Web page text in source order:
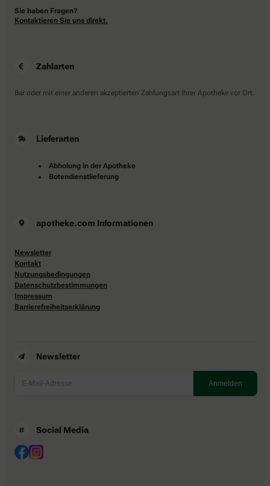
Sie haben Fragen?
Kontaktieren Sie uns direkt.
Zahlarten
Bar oder mit einer anderen akzeptierten Zahlungsart Ihrer Apotheke vor Ort.
Lieferarten
Abholung in der Apotheke
Botendienstlieferung
apotheke.com Informationen
Newsletter
Kontakt
Nutzungsbedingungen
Datenschutzbestimmungen
Impressum
Barrierefreiheitserklärung
Newsletter
Social Media